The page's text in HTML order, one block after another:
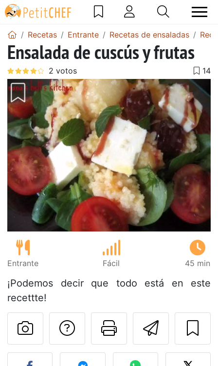
Recetas Entrante Recetas de ensaladas
Ensalada de cuscús y frutas
Entrante Fácil 45 min
¡Podemos decir que todo está en este
recettte!
Imprimir
Preguntar al autor
Publicar la foto de esta